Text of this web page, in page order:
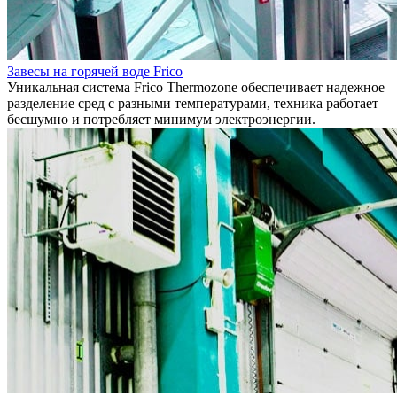
Завесы на горячей воде Frico
Уникальная система Frico Thermozone обеспечивает надежное
разделение сред с разными температурами, техника работает
бесшумно и потребляет минимум электроэнергии.